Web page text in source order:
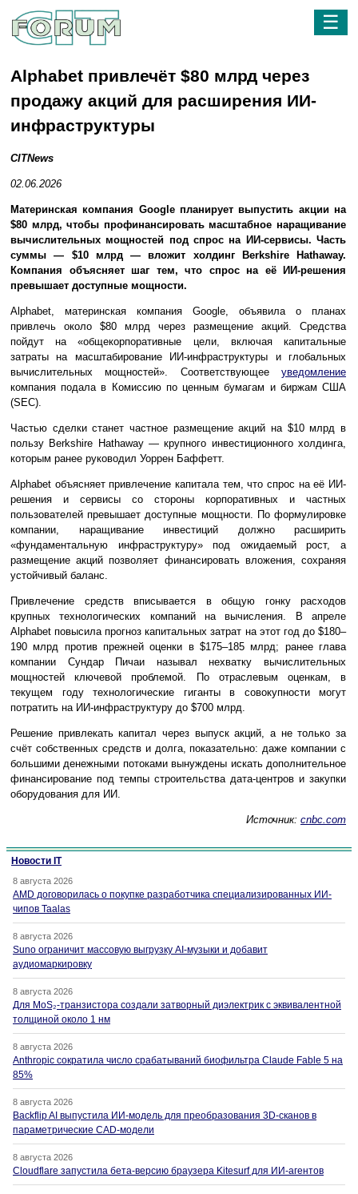
☰
Alphabet привлечёт $80 млрд через
продажу акций для расширения ИИ-
инфраструктуры
CITNews
02.06.2026
Материнская компания Google планирует выпустить акции на
$80 млрд, чтобы профинансировать масштабное наращивание
вычислительных мощностей под спрос на ИИ-сервисы. Часть
суммы — $10 млрд — вложит холдинг Berkshire Hathaway.
Компания объясняет шаг тем, что спрос на её ИИ-решения
превышает доступные мощности.
Alphabet, материнская компания Google, объявила о планах
привлечь около $80 млрд через размещение акций. Средства
пойдут на «общекорпоративные цели, включая капитальные
затраты на масштабирование ИИ-инфраструктуры и глобальных
вычислительных мощностей». Соответствующее уведомление
компания подала в Комиссию по ценным бумагам и биржам США
(SEC).
Частью сделки станет частное размещение акций на $10 млрд в
пользу Berkshire Hathaway — крупного инвестиционного холдинга,
которым ранее руководил Уоррен Баффетт.
Alphabet объясняет привлечение капитала тем, что спрос на её ИИ-
решения и сервисы со стороны корпоративных и частных
пользователей превышает доступные мощности. По формулировке
компании, наращивание инвестиций должно расширить
«фундаментальную инфраструктуру» под ожидаемый рост, а
размещение акций позволяет финансировать вложения, сохраняя
устойчивый баланс.
Привлечение средств вписывается в общую гонку расходов
крупных технологических компаний на вычисления. В апреле
Alphabet повысила прогноз капитальных затрат на этот год до $180–
190 млрд против прежней оценки в $175–185 млрд; ранее глава
компании Сундар Пичаи называл нехватку вычислительных
мощностей ключевой проблемой. По отраслевым оценкам, в
текущем году технологические гиганты в совокупности могут
потратить на ИИ-инфраструктуру до $700 млрд.
Решение привлекать капитал через выпуск акций, а не только за
счёт собственных средств и долга, показательно: даже компании с
большими денежными потоками вынуждены искать дополнительное
финансирование под темпы строительства дата-центров и закупки
оборудования для ИИ.
Источник: cnbc.com
Новости IT
8 августа 2026
AMD договорилась о покупке разработчика специализированных ИИ-
чипов Taalas
8 августа 2026
Suno ограничит массовую выгрузку AI-музыки и добавит
аудиомаркировку
8 августа 2026
Для MoS₂-транзистора создали затворный диэлектрик с эквивалентной
толщиной около 1 нм
8 августа 2026
Anthropic сократила число срабатываний биофильтра Claude Fable 5 на
85%
8 августа 2026
Backflip AI выпустила ИИ-модель для преобразования 3D-сканов в
параметрические CAD-модели
8 августа 2026
Cloudflare запустила бета-версию браузера Kitesurf для ИИ-агентов